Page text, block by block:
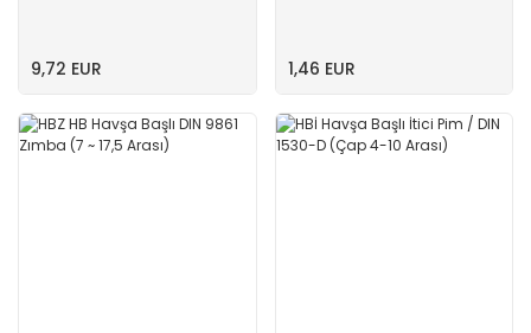
9,72 EUR 1,46 EUR